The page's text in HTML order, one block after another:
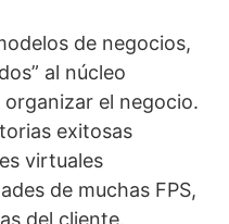
de negocios,
al núcleo
el negocio.
exitosas
virtuales
de muchas FPS,
del cliente.